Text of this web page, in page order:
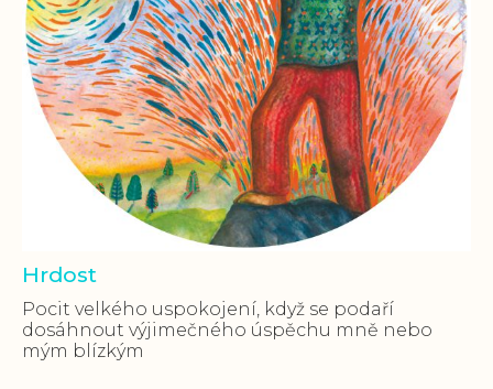
Hrdost
Pocit velkého uspokojení, když se podaří
dosáhnout výjimečného úspěchu mně nebo
mým blízkým